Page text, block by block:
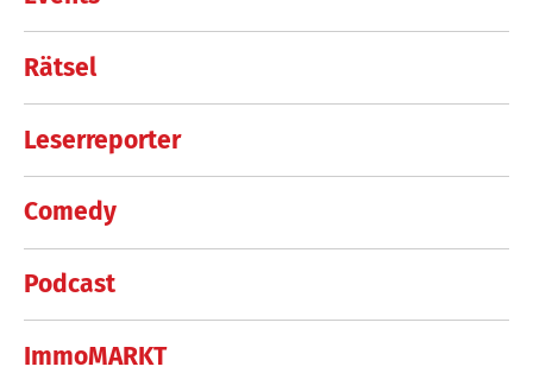
Rätsel
Leserreporter
Comedy
Podcast
ImmoMARKT